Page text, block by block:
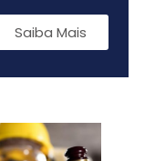
Saiba Mais